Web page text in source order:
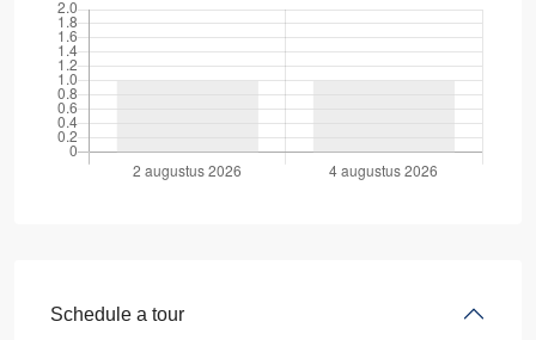
Schedule a tour